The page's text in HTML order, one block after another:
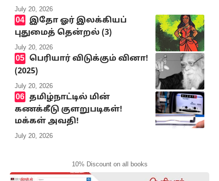
July 20, 2026
இதோ ஓர் இலக்கியப்
புதுமைத் தென்றல் (3)
July 20, 2026
பெரியார் விடுக்கும் வினா!
(2025)
July 20, 2026
தமிழ்நாட்டில் மின்
கணக்கீடு குளறுபடிகள்!
மக்கள் அவதி!
July 20, 2026
10% Discount on all books